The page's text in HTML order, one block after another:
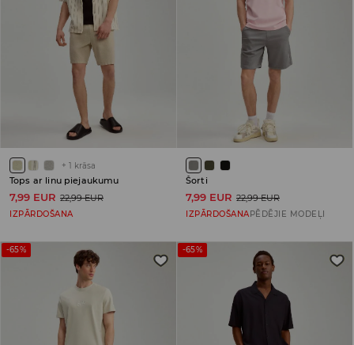
+ 1 krāsa
Tops ar linu piejaukumu
7,99 EUR 22,99 EUR
IZPĀRDOŠANA
Šorti
7,99 EUR 22,99 EUR
IZPĀRDOŠANA PĒDĒJIE MODEĻI
-65% -65%